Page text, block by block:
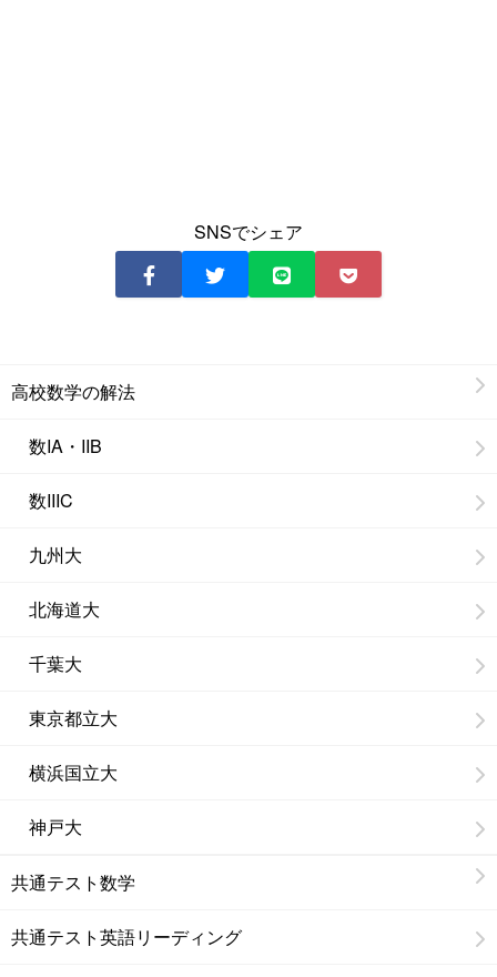
SNSでシェア
高校数学の解法
数IA・IIB
数IIIC
九州大
北海道大
千葉大
東京都立大
横浜国立大
神戸大
共通テスト数学
共通テスト英語リーディング